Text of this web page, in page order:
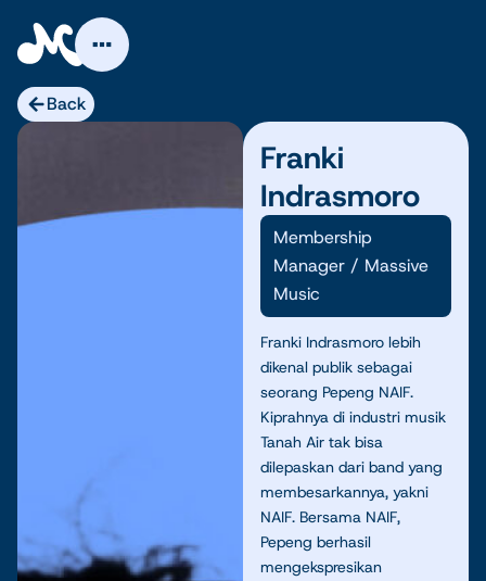
content
Back
Franki
Indrasmoro
Membership
Manager / Massive
Music
Franki Indrasmoro lebih
dikenal publik sebagai
seorang Pepeng NAIF.
Kiprahnya di industri musik
Tanah Air tak bisa
dilepaskan dari band yang
membesarkannya, yakni
NAIF. Bersama NAIF,
Pepeng berhasil
mengekspresikan